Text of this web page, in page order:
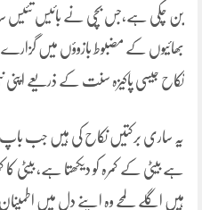
بن چکی ہے،جس بچی نے بائیس تئیس
بھائیوں کے مضبوط بازوؤں میں گزارے
نکاح جیسی پاکیزہ سنت کے ذریعے اپنی
یہ ساری برکتیں نکاح کی ہیں جب باپ
ہے بیٹی کے کمرہ کو دیکھتا ہے، بیٹی
ہیں اگلے لمحے وہ اپنے دل میں